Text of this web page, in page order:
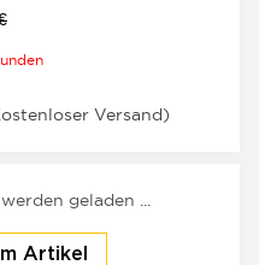
Versand)
geladen ...
Artikel